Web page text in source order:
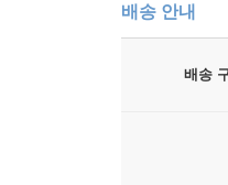
배송 안내
배송